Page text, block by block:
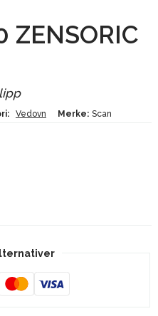
ZENSORIC
Vedovn Merke: Scan